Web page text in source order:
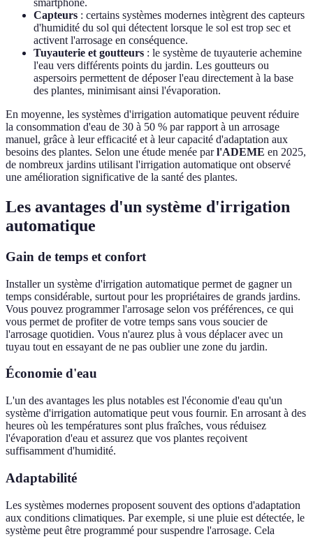
smartphone.
Capteurs : certains systèmes modernes intègrent des capteurs
d'humidité du sol qui détectent lorsque le sol est trop sec et
activent l'arrosage en conséquence.
Tuyauterie et goutteurs : le système de tuyauterie achemine
l'eau vers différents points du jardin. Les goutteurs ou
aspersoirs permettent de déposer l'eau directement à la base
des plantes, minimisant ainsi l'évaporation.
En moyenne, les systèmes d'irrigation automatique peuvent réduire
la consommation d'eau de 30 à 50 % par rapport à un arrosage
manuel, grâce à leur efficacité et à leur capacité d'adaptation aux
besoins des plantes. Selon une étude menée parl'ADEME en 2025,
de nombreux jardins utilisant l'irrigation automatique ont observé
une amélioration significative de la santé des plantes.
Les avantages d'un système d'irrigation
automatique
Gain de temps et confort
Installer un système d'irrigation automatique permet de gagner un
temps considérable, surtout pour les propriétaires de grands jardins.
Vous pouvez programmer l'arrosage selon vos préférences, ce qui
vous permet de profiter de votre temps sans vous soucier de
l'arrosage quotidien. Vous n'aurez plus à vous déplacer avec un
tuyau tout en essayant de ne pas oublier une zone du jardin.
Économie d'eau
L'un des avantages les plus notables est l'économie d'eau qu'un
système d'irrigation automatique peut vous fournir. En arrosant à des
heures où les températures sont plus fraîches, vous réduisez
l'évaporation d'eau et assurez que vos plantes reçoivent
suffisamment d'humidité.
Adaptabilité
Les systèmes modernes proposent souvent des options d'adaptation
aux conditions climatiques. Par exemple, si une pluie est détectée, le
système peut être programmé pour suspendre l'arrosage. Cela